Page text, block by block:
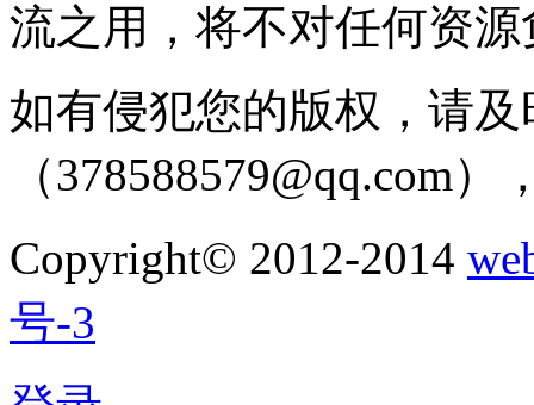
流之用，将不对任何资
如有侵犯您的版权，请
（378588579@qq.com
Copyright© 2012-2014
号-3